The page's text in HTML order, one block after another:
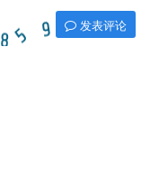
发表评论